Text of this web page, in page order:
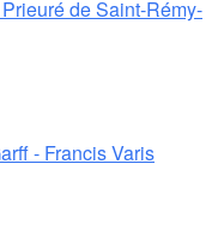
de Saint-Rémy-
- Francis Varis